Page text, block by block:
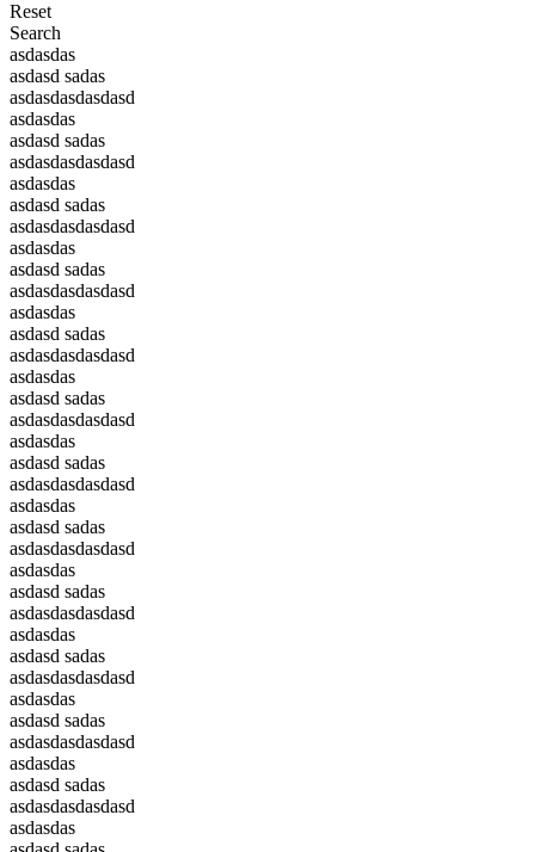
Reset
Search
asdasdas
asdasd sadas
asdasdasdasdasd
asdasdas
asdasd sadas
asdasdasdasdasd
asdasdas
asdasd sadas
asdasdasdasdasd
asdasdas
asdasd sadas
asdasdasdasdasd
asdasdas
asdasd sadas
asdasdasdasdasd
asdasdas
asdasd sadas
asdasdasdasdasd
asdasdas
asdasd sadas
asdasdasdasdasd
asdasdas
asdasd sadas
asdasdasdasdasd
asdasdas
asdasd sadas
asdasdasdasdasd
asdasdas
asdasd sadas
asdasdasdasdasd
asdasdas
asdasd sadas
asdasdasdasdasd
asdasdas
asdasd sadas
asdasdasdasdasd
asdasdas